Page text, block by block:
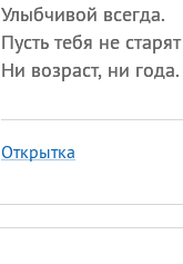
Улыбчивой всегда.
Пусть тебя не старят
Ни возраст, ни года.
Открытка